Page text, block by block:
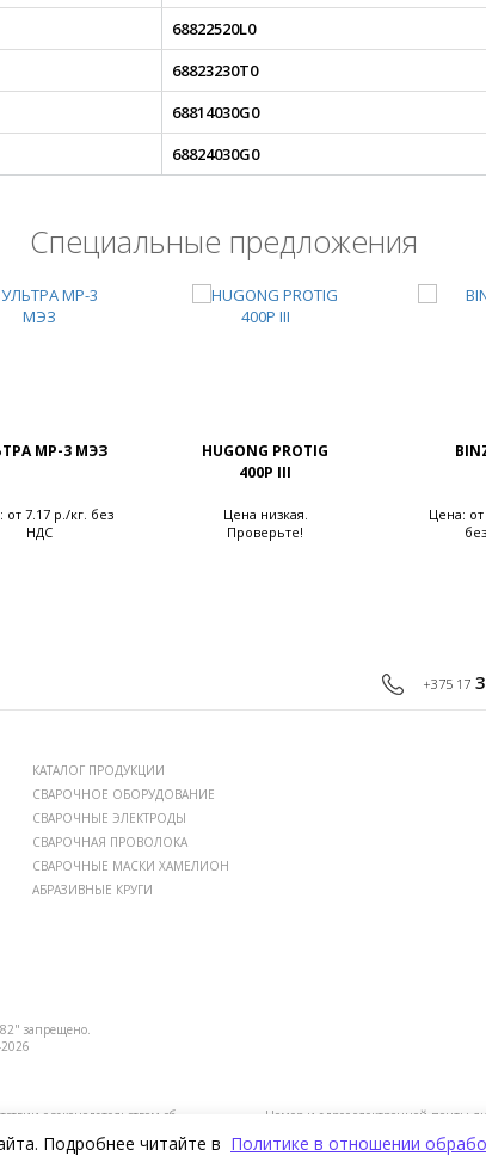
68822520L0
68823230T0
68814030G0
68824030G0
Специальные предложения
МР-3 МЭЗ
от 7.17 р./кг. без
НДС
HUGONG PROTIG
400P III
Цена низкая.
Проверьте!
Цена:
+375 17
КАТАЛОГ ПРОДУКЦИИ
СВАРОЧНОЕ ОБОРУДОВАНИЕ
СВАРОЧНЫЕ ЭЛЕКТРОДЫ
СВАРОЧНАЯ ПРОВОЛОКА
СВАРОЧНЫЕ МАСКИ ХАМЕЛИОН
АБРАЗИВНЫЕ КРУГИ
запрещено.
с законодательством об
Номер и адрес электронной почты
нарушении их прав,
info@mdfkl.by.
Подробнее читайте в Политике в отношении